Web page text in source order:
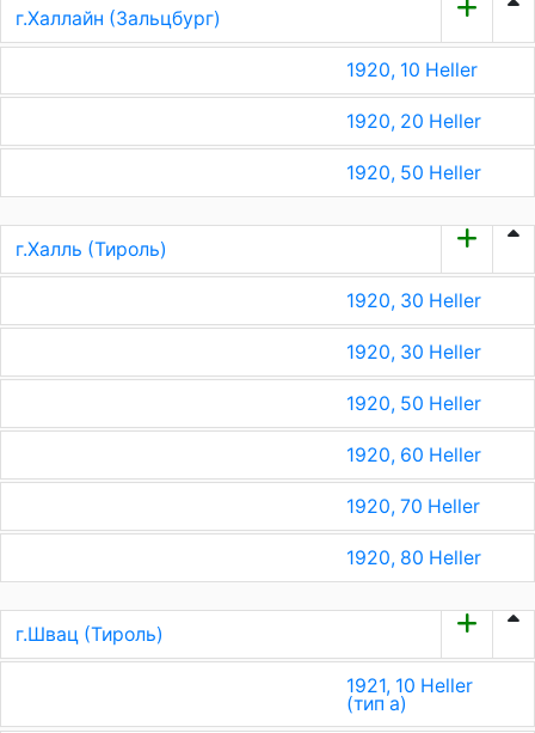
г.Халлайн (Зальцбург)
1920, 10 Heller
1920, 20 Heller
1920, 50 Heller
г.Халль (Тироль)
1920, 30 Heller
1920, 30 Heller
1920, 50 Heller
1920, 60 Heller
1920, 70 Heller
1920, 80 Heller
г.Швац (Тироль)
1921, 10 Heller
(тип a)